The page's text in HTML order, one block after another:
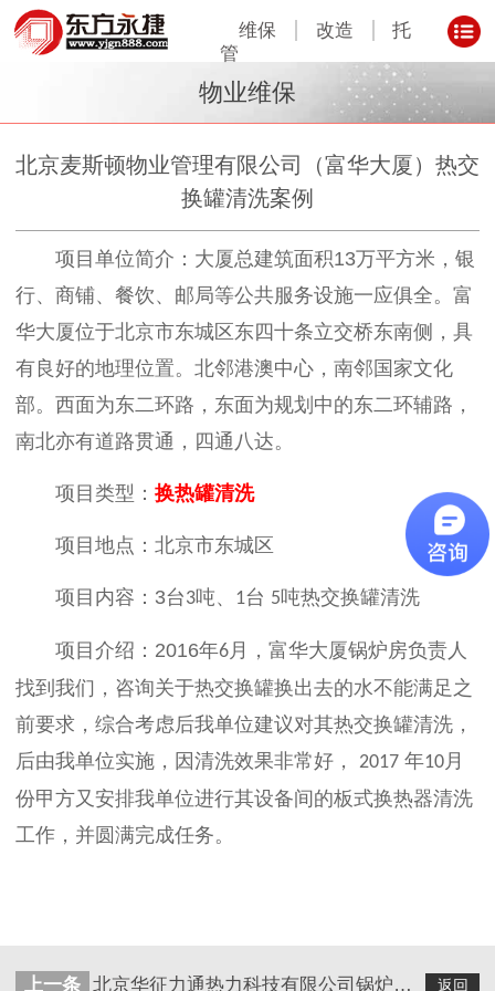
维保 改造
托
管
物业维保
北京麦斯顿物业管理有限公司（富华大厦）热交
换罐清洗案例
项目单位简介：大厦总建筑面积13万平方米，银
行、商铺、餐饮、邮局等公共服务设施一应俱全。富
华大厦位于北京市东城区东四十条立交桥东南侧，具
有良好的地理位置。北邻港澳中心，南邻国家文化
部。西面为东二环路，东面为规划中的东二环辅路，
南北亦有道路贯通，四通八达。
项目类型：换热罐清洗
项目地点：北京市东城区
项目内容： 3台3吨、 1台 5吨热交换罐清洗
项目介绍： 2016年6 月，富华大厦锅炉房负责人
找到我们，咨询关于热交换罐换出去的水不能满足之
前要求，综合考虑后我单位建议对其热交换罐清洗，
后由我单位实施，因清洗效果非常好，
2017 年10 月
份甲方又安排我单位进行其设备间的板式换热器清洗
工作，并圆满完成任务。
返回
上一条 北京华征力通热力科技有限公司锅炉维修案例